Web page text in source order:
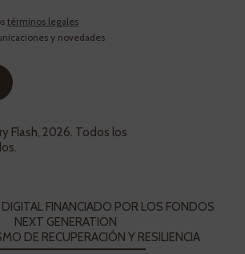
términos legales
y novedades
Flash, 2026. Todos los
FINANCIADO POR LOS FONDOS
NEXT GENERATION
DE RECUPERACIÓN Y RESILIENCIA